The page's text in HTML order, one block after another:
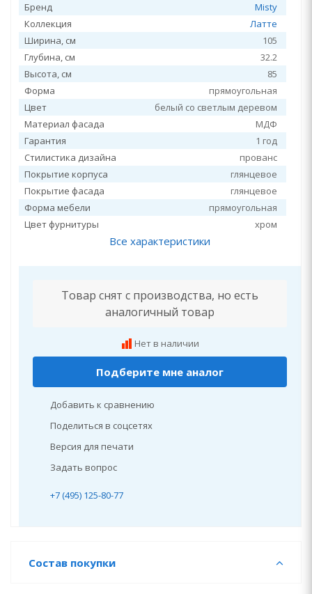
Бренд
Misty
Коллекция
Латте
Ширина, см
105
Глубина, см
32.2
Высота, см
85
Форма
прямоугольная
Цвет
белый со светлым деревом
Материал фасада
МДФ
Гарантия
1 год
Стилистика дизайна
прованс
Покрытие корпуса
глянцевое
Покрытие фасада
глянцевое
Форма мебели
прямоугольная
Цвет фурнитуры
хром
Все характеристики
Товар снят с производства, но есть
аналогичный товар
Нет в наличии
Подберите мне аналог
Добавить к сравнению
Поделиться в соцсетях
Версия для печати
Задать вопрос
+7 (495) 125-80-77
Состав покупки